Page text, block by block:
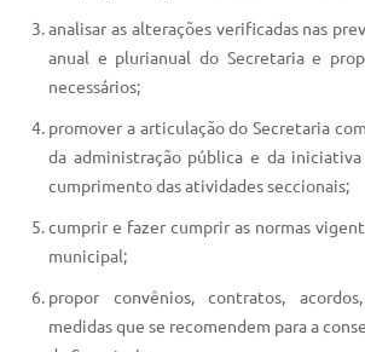
analisar as alterações verificadas nas
anual e plurianual do Secretaria e
necessários;
promover a articulação do Secretaria
da administração pública e da iniciativa
cumprimento das atividades seccionais;
cumprir e fazer cumprir as normas
municipal;
propor convênios, contratos,
medidas que se recomendem para a